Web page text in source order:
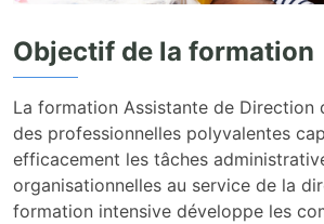
Objectif de la formation
La formation Assistante de Direction
des professionnelles polyvalentes
efficacement les tâches
organisationnelles au service de la
formation intensive développe les